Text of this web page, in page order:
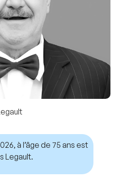
à l’âge de 75 ans est
Legault.